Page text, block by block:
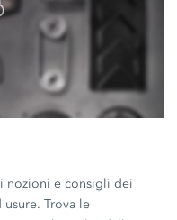
nozioni e consigli dei
Trova le